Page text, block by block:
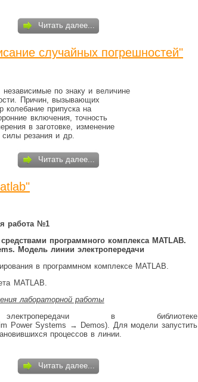
Читать далее...
случайных погрешностей"
по знаку и величине
Причин, вызывающих
колебание припуска на
включения, точность
в заготовке, изменение
силы резания и др.
Читать далее...
работа №1
программного комплекса MATLAB.
Модель линии электропередачи
в программном комплексе MATLAB.
MATLAB.
лабораторной работы
в библиотеке
Power Systems → Demos). Для модели запустить
процессов в линии.
Читать далее...